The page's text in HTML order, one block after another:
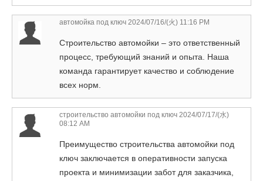
автомойка под ключ 2024/07/16/(火) 11:16 PM
Строительство автомойки – это ответственный
процесс, требующий знаний и опыта. Наша
команда гарантирует качество и соблюдение
всех норм.
строительство автомойки под ключ 2024/07/17/(水)
08:12 AM
Преимущество строительства автомойки под
ключ заключается в оперативности запуска
проекта и минимизации забот для заказчика,